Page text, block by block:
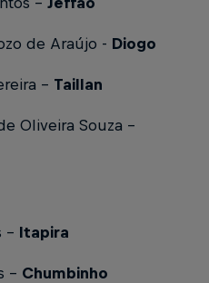
de Araújo - Diogo
- Taillan
Oliveira Souza –
- Itapira
- Chumbinho